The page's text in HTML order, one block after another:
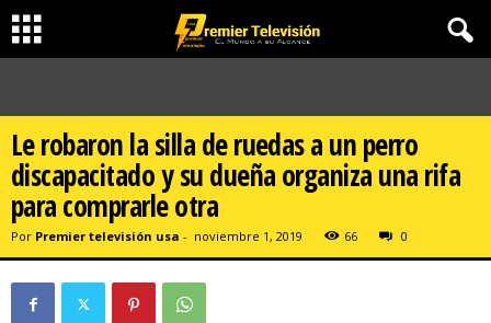
Le robaron la silla de ruedas a un perro
discapacitado y su dueña organiza una rifa
para comprarle otra
Por Premier televisión usa - noviembre 1, 2019 66 0